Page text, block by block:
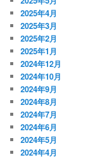
2025年4月
2025年3月
2025年2月
2025年1月
2024年12月
2024年10月
2024年9月
2024年8月
2024年7月
2024年6月
2024年5月
2024年4月